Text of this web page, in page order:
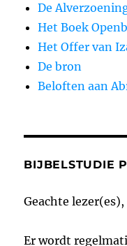
De
Het Boek
Het Offer van
De bron
Beloften aan
BIJBELSTUDIE
Geachte lezer(es),
Er wordt